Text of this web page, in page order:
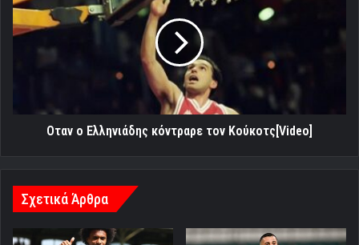
Ελληνιάδης
κόντραρε
Oταν ο Ελληνιάδης κόντραρε τον Κούκοτς[Video]
Σχετικά Άρθρα